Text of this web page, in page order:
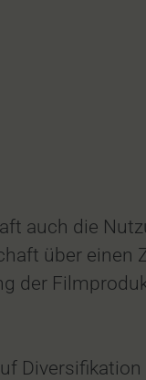
auch die
über einen
der
Diversifikation